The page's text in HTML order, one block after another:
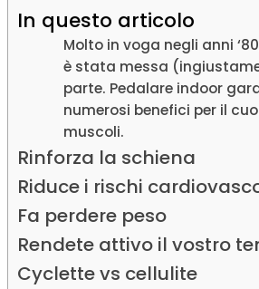
In questo articolo
Molto in voga negli anni
è stata messa
parte. Pedalare indoor
numerosi benefici per il
muscoli.
Rinforza la schiena
Riduce i rischi
Fa perdere peso
Rendete attivo il vostro
Cyclette vs cellulite